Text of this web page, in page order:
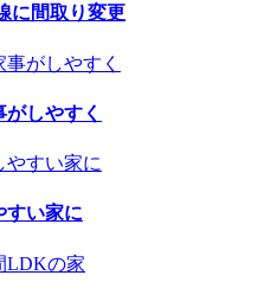
に間取り変更
しやすく
すい家に